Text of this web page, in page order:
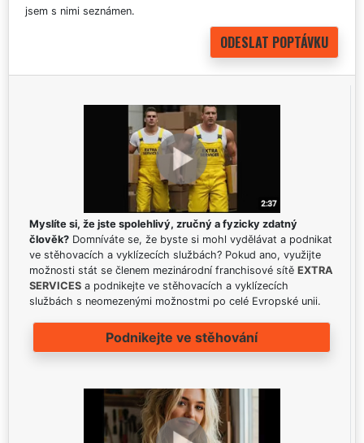
jsem s nimi seznámen.
Myslíte si, že jste spolehlivý, zručný a fyzicky zdatný
člověk? Domníváte se, že byste si mohl vydělávat a podnikat
ve stěhovacích a vyklízecích službách? Pokud ano, využijte
možnosti stát se členem mezinárodní franchisové sítě EXTRA
SERVICES a podnikejte ve stěhovacích a vyklízecích
službách s neomezenými možnostmi po celé Evropské unii.
Podnikejte ve stěhování